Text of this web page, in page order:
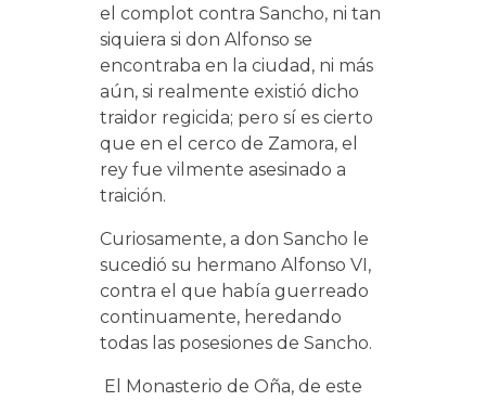
el complot contra Sancho, ni tan
siquiera si don Alfonso se
encontraba en la ciudad, ni más
aún, si realmente existió dicho
traidor regicida; pero sí es cierto
que en el cerco de Zamora, el
rey fue vilmente asesinado a
traición.
Curiosamente, a don Sancho le
sucedió su hermano Alfonso VI,
contra el que había guerreado
continuamente, heredando
todas las posesiones de Sancho.
El Monasterio de Oña, de este